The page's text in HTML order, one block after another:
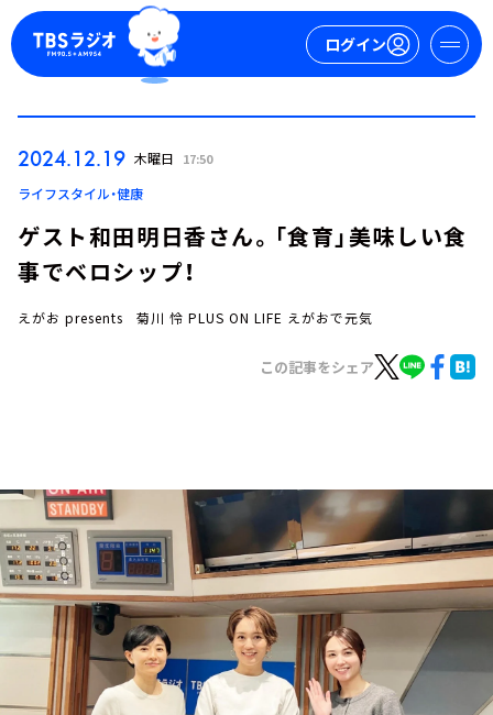
ログイン
ログイン
お知らせ
イベント・グッズ
YouTube
会社情報
2024.12.19 木曜日 17:50
ライフスタイル・健康
ゲスト和田明日香さん。「食育」美味しい食
事でベロシップ！
えがお presents 菊川 怜 PLUS ON LIFE えがおで元気
この記事をシェア